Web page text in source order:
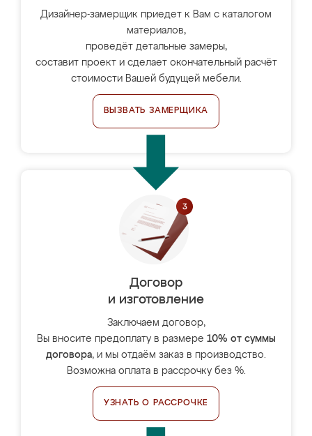
Дизайнер-замерщик приедет к Вам с каталогом
материалов,
проведёт детальные замеры,
составит проект и сделает окончательный расчёт
стоимости Вашей будущей мебели.
ВЫЗВАТЬ ЗАМЕРЩИКА
Договор
и изготовление
Заключаем договор,
Вы вносите предоплату в размере 10% от суммы
договора, и мы отдаём заказ в производство.
Возможна оплата в рассрочку без %.
УЗНАТЬ О РАССРОЧКЕ